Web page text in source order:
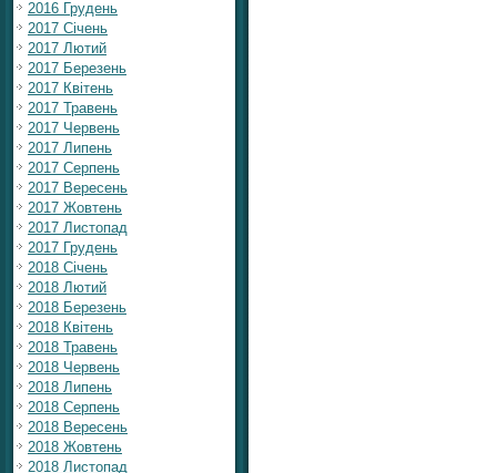
2016 Грудень
2017 Січень
2017 Лютий
2017 Березень
2017 Квітень
2017 Травень
2017 Червень
2017 Липень
2017 Серпень
2017 Вересень
2017 Жовтень
2017 Листопад
2017 Грудень
2018 Січень
2018 Лютий
2018 Березень
2018 Квітень
2018 Травень
2018 Червень
2018 Липень
2018 Серпень
2018 Вересень
2018 Жовтень
2018 Листопад